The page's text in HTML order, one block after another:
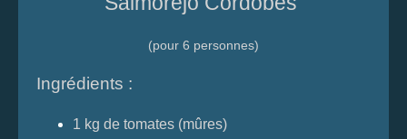
(pour 6 personnes)
Ingrédients :
1 kg de tomates (mûres)